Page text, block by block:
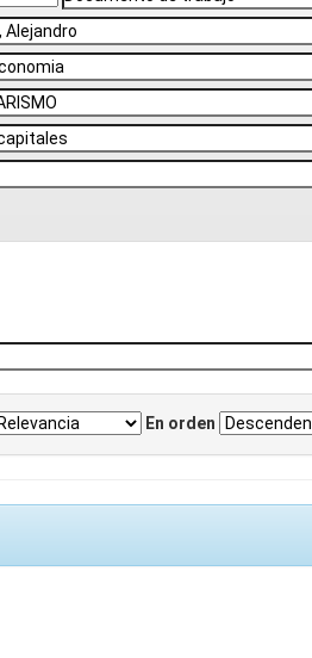
En orden